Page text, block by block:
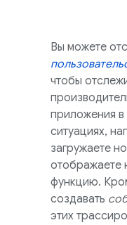
Вы можете
чтобы
приложения
ситуациях,
загружаете
отображаете
функцию.
создавать
этих